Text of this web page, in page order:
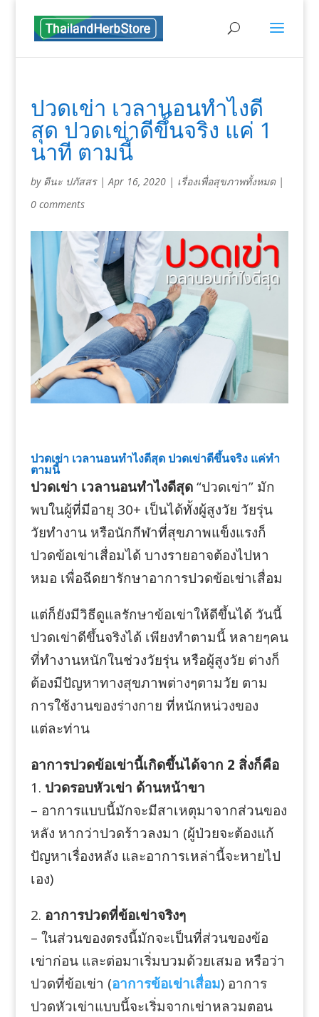
ปวดเข่า เวลานอนทำไงดี
สุด ปวดเข่าดีขึ้นจริง แค่ 1
นาที ตามนี้
by ดีนะ ปภัสสร|Apr 16, 2020| เรื่องเพื่อสุขภาพทั้งหมด|
0 comments
ปวดเข่า เวลานอนทำไงดีสุด ปวดเข่าดีขึ้นจริง แค่ทำ
ตามนี้
ปวดเข่า เวลานอนทำไงดีสุด“ปวดเข่า” มัก
พบในผู้ที่มีอายุ 30+ เป็นได้ทั้งผู้สูงวัย วัยรุ่น
วัยทำงาน หรือนักกีฬาที่สุขภาพแข็งแรงก็
ปวดข้อเข่าเสื่อมได้ บางรายอาจต้องไปหา
หมอ เพื่อฉีดยารักษาอาการปวดข้อเข่าเสื่อม
แต่ก็ยังมีวิธีดูแลรักษาข้อเข่าให้ดีขึ้นได้ วันนี้
ปวดเข่าดีขึ้นจริงได้ เพียงทำตามนี้ หลายๆคน
ที่ทำงานหนักในช่วงวัยรุ่น หรือผู้สูงวัย ต่างก็
ต้องมีปัญหาทางสุขภาพต่างๆตามวัย ตาม
การใช้งานของร่างกาย ที่หนักหน่วงของ
แต่ละท่าน
อาการปวดข้อเข่านี้เกิดขึ้นได้จาก 2 สิ่งก็คือ
1. ปวดรอบหัวเข่า ด้านหน้าขา
– อาการแบบนี้มักจะมีสาเหตุมาจากส่วนของ
หลัง หากว่าปวดร้าวลงมา (ผู้ป่วยจะต้องแก้
ปัญหาเรื่องหลัง และอาการเหล่านี้จะหายไป
เอง)
2. อาการปวดที่ข้อเข่าจริงๆ
– ในส่วนของตรงนี้มักจะเป็นที่ส่วนของข้อ
เข่าก่อน และต่อมาเริ่มบวมด้วยเสมอ หรือว่า
ปวดที่ข้อเข่า (อาการข้อเข่าเสื่อม) อาการ
ปวดหัวเข่าแบบนี้จะเริ่มจากเข่าหลวมตอน